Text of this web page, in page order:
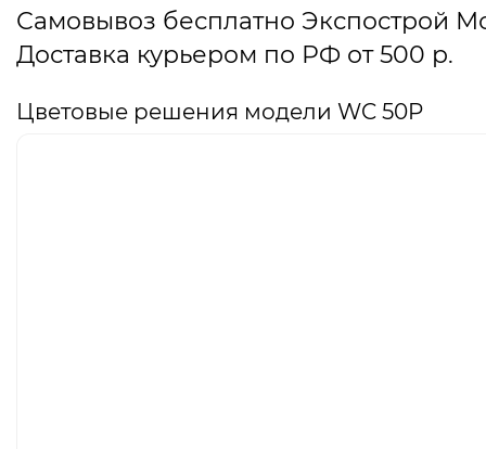
Самовывоз бесплатно Экспострой
Доставка курьером по РФ от 500 р.
Цветовые решения модели WC 50P